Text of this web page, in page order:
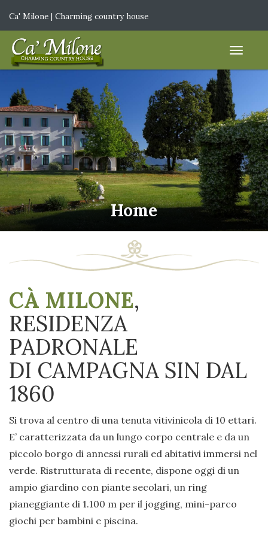
Ca' Milone | Charming country house
Home
CÀ MILONE,
RESIDENZA
PADRONALE
DI CAMPAGNA SIN DAL
1860
Si trova al centro di una tenuta vitivinicola di 10 ettari.
E’ caratterizzata da un lungo corpo centrale e da un
piccolo borgo di annessi rurali ed abitativi immersi nel
verde. Ristrutturata di recente, dispone oggi di un
ampio giardino con piante secolari, un ring
pianeggiante di 1.100 m per il jogging, mini-parco
giochi per bambini e piscina.